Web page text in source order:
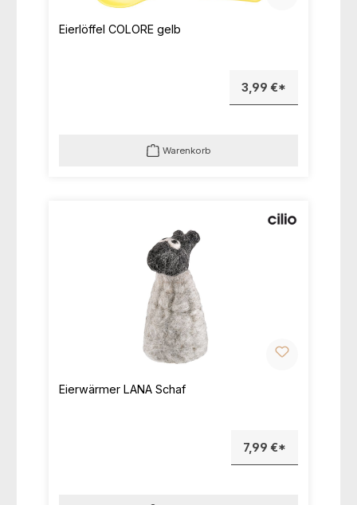
Eierlöffel COLORE gelb
3,99 €*
Warenkorb
Eierwärmer LANA Schaf
7,99 €*